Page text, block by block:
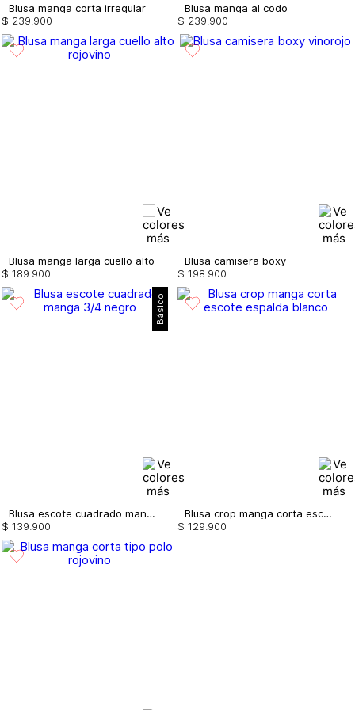
Blusa manga corta irregular
$ 239 900
Blusa manga al codo
$ 239 900
Blusa manga larga cuello alto
$ 189 900
Blusa camisera boxy
$ 198 900
Básico
Blusa escote cuadrado manga 3/4
$ 139 900
Blusa crop manga corta escote espalda
$ 129 900